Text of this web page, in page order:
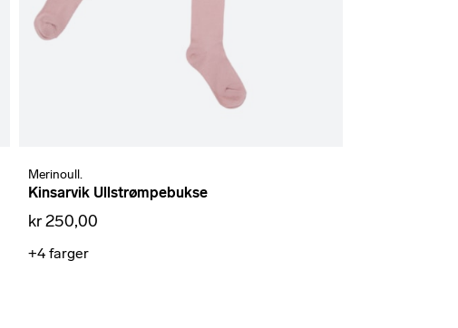
Merinoull.
Kinsarvik Ullstrømpebukse
kr 250,00
+4farger